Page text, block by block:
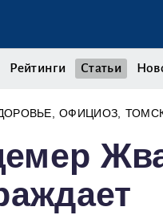
Рейтинги Статьи
ОФИЦИОЗ